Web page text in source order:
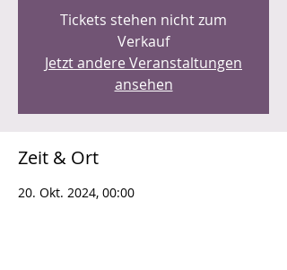
Tickets stehen nicht zum
Verkauf
Jetzt andere Veranstaltungen
ansehen
Zeit & Ort
20. Okt. 2024, 00:00